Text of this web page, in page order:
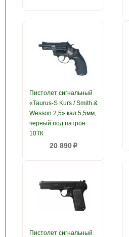
Пистолет сигнальный
«Taurus-S Kurs / Smith &
Wesson 2,5» кал 5,5мм,
черный под патрон
10ТК
20 890p
Пистолет сигнальный